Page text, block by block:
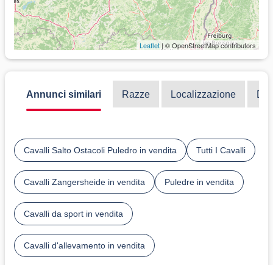
Leaflet | © OpenStreetMap contributors
Annunci similari Razze Localizzazione
Cavalli Salto Ostacoli Puledro in vendita Tutti I Cavalli
Cavalli Zangersheide in vendita Puledre in vendita
Cavalli da sport in vendita
Cavalli d'allevamento in vendita